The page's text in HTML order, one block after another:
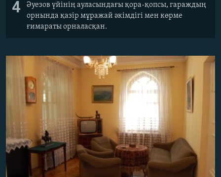
4
Әуезов үйінің ауласындағы қора-қопсы, гараждың
орнында қазір мұражай әкімдігі мен көрме
ғимараты орналасқан.